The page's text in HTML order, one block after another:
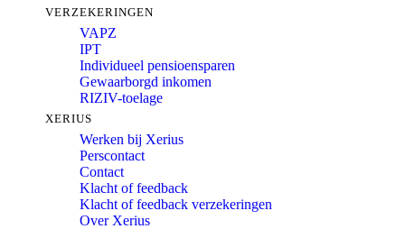
VERZEKERINGEN
VAPZ
IPT
Individueel pensioensparen
Gewaarborgd inkomen
RIZIV-toelage
XERIUS
Werken bij Xerius
Perscontact
Contact
Klacht of feedback
Klacht of feedback verzekeringen
Over Xerius